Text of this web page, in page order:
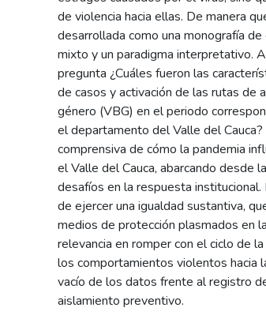
de violencia hacia ellas. De manera
desarrollada como una monografía
mixto y un paradigma interpretativo.
pregunta ¿Cuáles fueron las
de casos y activación de las rutas de
género (VBG) en el periodo
el departamento del Valle del
comprensiva de cómo la pandemia
el Valle del Cauca, abarcando desde
desafíos en la respuesta
de ejercer una igualdad sustantiva,
medios de protección plasmados en
relevancia en romper con el ciclo de
los comportamientos violentos hacia
vacío de los datos frente al registro
aislamiento preventivo.